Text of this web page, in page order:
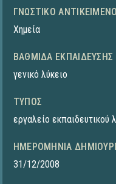
ΓΝΩΣΤΙΚΌ ΑΝΤΙΚΕΊΜΕΝΟ
Χημεία
ΒΑΘΜΊΔΑ ΕΚΠΑΊΔΕΥΣΗΣ
γενικό λύκειο
ΤΎΠΟΣ
εργαλείο εκπαιδευτικού
ΗΜΕΡΟΜΗΝΊΑ
31/12/2008